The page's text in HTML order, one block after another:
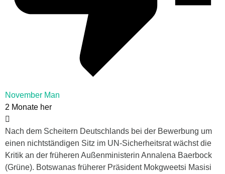
November Man
2 Monate her
Nach dem Scheitern Deutschlands bei der Bewerbung um
einen nichtständigen Sitz im UN-Sicherheitsrat wächst die
Kritik an der früheren Außenministerin Annalena Baerbock
(Grüne). Botswanas früherer Präsident Mokgweetsi Masisi